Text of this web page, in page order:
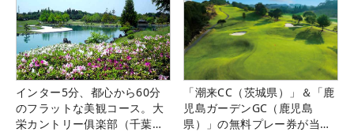
インター5分、都心から60分
のフラットな美観コース。大
栄カントリー俱楽部（千葉
「潮来CC（茨城県）」＆「鹿
児島ガーデンGC（鹿児島
県）」の無料プレー券が当た